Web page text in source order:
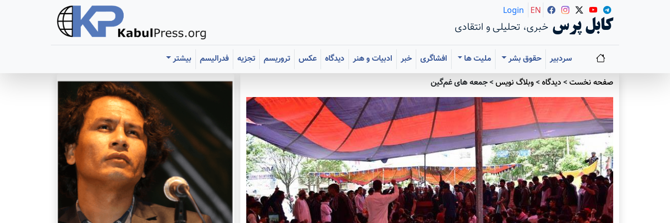
کابل پرس خبری، تحلیلی و انتقادی
Login EN
سردبیر حقوق بشر ملیت ها افشاگری خبر ادبیات و هنر دیدگاه عکس تروریسم تجزیه فدرالیسم
بیشتر
صفحه نخست> دیدگاه>وبلاگ نویس>جمعه‌ های غم‌گین